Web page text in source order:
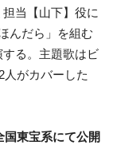
当【山下】役に
んだら」を組む
る。主題歌はビ
がカバーした
東宝系にて公開